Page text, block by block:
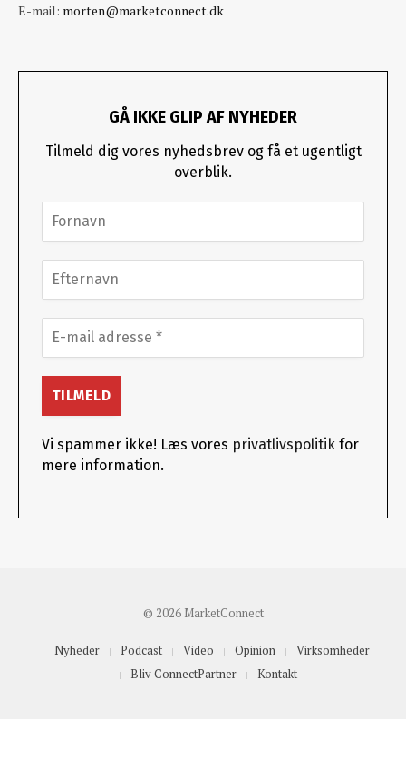
E-mail: morten@marketconnect.dk
GÅ IKKE GLIP AF NYHEDER
Tilmeld dig vores nyhedsbrev og få et ugentligt
overblik.
Vi spammer ikke! Læs vores privatlivspolitik for
mere information.
© 2026 MarketConnect
Nyheder Podcast Video Opinion
Virksomheder
Bliv ConnectPartner
Kontakt